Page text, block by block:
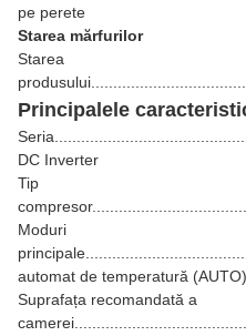
pe perete
Starea mărfurilor
Starea
Principalele
DC Inverter
Tip
Moduri
automat de temperatură
Suprafața recomandată a